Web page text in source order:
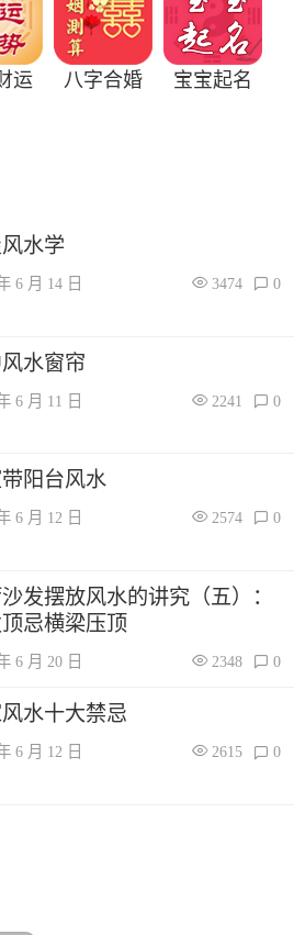
运 八字合婚 宝宝起名
水学
6 月 14 日 3474 0
水窗帘
6 月 11 日 2241 0
带阳台风水
6 月 12 日 2574 0
发摆放风水的讲究（五）：
忌横梁压顶
6 月 20 日 2348 0
水十大禁忌
6 月 12 日 2615 0